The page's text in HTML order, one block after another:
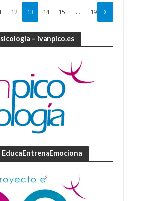
12 13 14 15 … 19
– ivanpico.es
EducaEntrenaEmociona